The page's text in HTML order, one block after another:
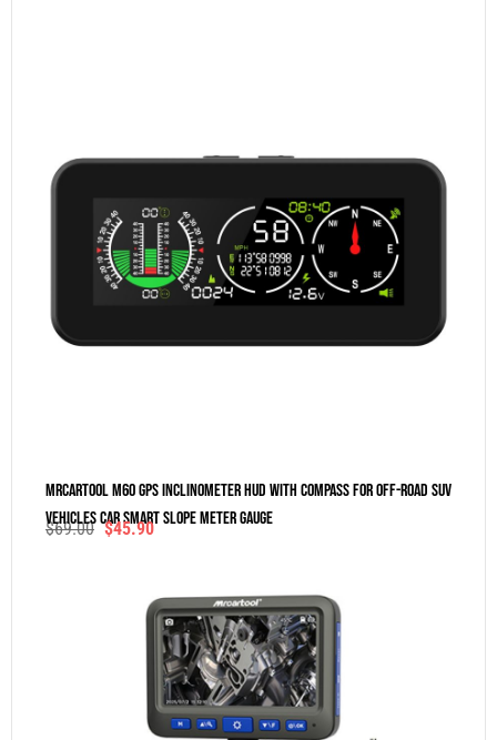
MRCARTOOL M60 GPS Inclinometer HUD With Compass For Off-Road SUV
Vehicles Car Smart Slope Meter Gauge
$69.00 $45.90